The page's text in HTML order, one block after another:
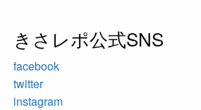
きさレポ公式SNS
facebook
twitter
instagram